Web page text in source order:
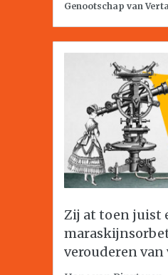
Genootschap van
Zij at toen juist
verouderen